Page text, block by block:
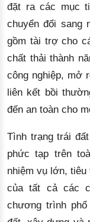
đặt ra các mục
chuyển đổi sang
gồm tài trợ cho
chất thải thành
công nghiệp, mở
liên kết bồi
đến an toàn cho
Tình trạng trái
phức tạp trên
nhiệm vụ lớn,
của tất cả các
chương trình